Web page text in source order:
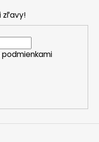
zľavy!
podmienkami